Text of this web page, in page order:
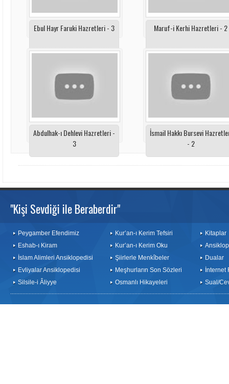
Ebul Hayr Faruki Hazretleri - 3 Maruf-i Kerhi Hazretleri - 2
Abdulhak-ı Dehlevi Hazretleri -
3
İsmail Hakkı Bursevi
- 2
"Kişi Sevdiği ile Beraberdir"
Peygamber Efendimiz
Eshab-ı Kiram
İslam Alimleri Ansiklopedisi
Evliyalar Ansiklopedisi
Silsile-i Âliyye
Kur’an-ı Kerim Tefsiri
Kur’an-ı Kerim Oku
Şiirlerle Menkîbeler
Meşhurların Son Sözleri
Osmanlı Hikayeleri
Kitaplar
Dualar
İnternet
Sual/